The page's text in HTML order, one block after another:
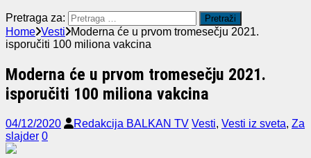
Pretraga za:
Home Vesti
Moderna će u prvom tromesečju 2021.
isporučiti 100 miliona vakcina
Moderna će u prvom tromesečju 2021.
isporučiti 100 miliona vakcina
04/12/2020 Redakcija BALKAN TV Vesti, Vesti iz sveta, Za
slajder 0